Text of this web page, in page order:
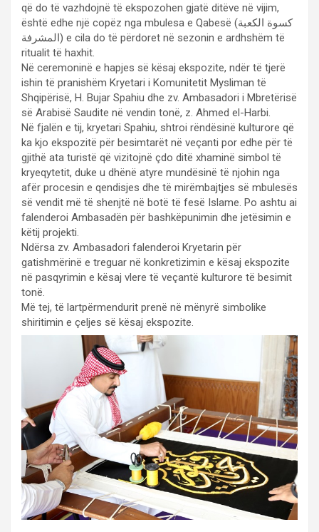
që do të vazhdojnë të ekspozohen gjatë ditëve në vijim,
është edhe një copëz nga mbulesa e Qabesë (كسوة الكعبة
المشرفة) e cila do të përdoret në sezonin e ardhshëm të
ritualit të haxhit.
Në ceremoninë e hapjes së kësaj ekspozite, ndër të tjerë
ishin të pranishëm Kryetari i Komunitetit Mysliman të
Shqipërisë, H. Bujar Spahiu dhe zv. Ambasadori i Mbretërisë
së Arabisë Saudite në vendin tonë, z. Ahmed el-Harbi.
Në fjalën e tij, kryetari Spahiu, shtroi rëndësinë kulturore që
ka kjo ekspozitë për besimtarët në veçanti por edhe për të
gjithë ata turistë që vizitojnë çdo ditë xhaminë simbol të
kryeqytetit, duke u dhënë atyre mundësinë të njohin nga
afër procesin e qendisjes dhe të mirëmbajtjes së mbulesës
së vendit më të shenjtë në botë të fesë Islame. Po ashtu ai
falenderoi Ambasadën për bashkëpunimin dhe jetësimin e
këtij projekti.
Ndërsa zv. Ambasadori falenderoi Kryetarin për
gatishmërinë e treguar në konkretizimin e kësaj ekspozite
në pasqyrimin e kësaj vlere të veçantë kulturore të besimit
tonë.
Më tej, të lartpërmendurit prenë në mënyrë simbolike
shiritimin e çeljes së kësaj ekspozite.